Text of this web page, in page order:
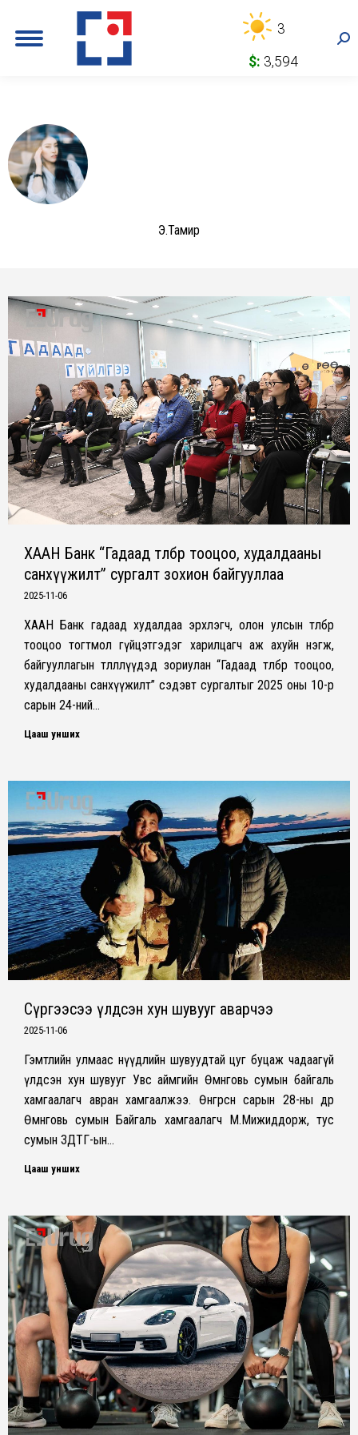
3
$: 3,594
Э.Тамир
ХААН Банк “Гадаад төлбөр тооцоо, худалдааны
санхүүжилт” сургалт зохион байгууллаа
2025-11-06
ХААН Банк гадаад худалдаа эрхлэгч, олон улсын төлбөр
тооцоо тогтмол гүйцэтгэдэг харилцагч аж ахуйн нэгж,
байгууллагын төлөөллүүдэд зориулан “Гадаад төлбөр тооцоо,
худалдааны санхүүжилт” сэдэвт сургалтыг 2025 оны 10-р
сарын 24-ний…
Цааш унших
Сүргээсээ үлдсэн хун шувууг аварчээ
2025-11-06
Гэмтлийн улмаас нүүдлийн шувуудтай цуг буцаж чадаагүй
үлдсэн хун шувууг Увс аймгийн Өмнөговь сумын байгаль
хамгаалагч авран хамгаалжээ. Өнгөрсөн сарын 28-ны өдөр
Өмнөговь сумын Байгаль хамгаалагч М.Мижиддорж, тус
сумын ЗДТГ-ын…
Цааш унших